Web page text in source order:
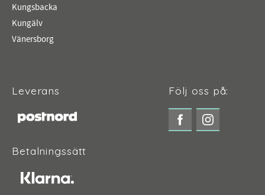
Kungsbacka
Kungälv
Vänersborg
Leverans
Betalningssätt
Följ oss på: